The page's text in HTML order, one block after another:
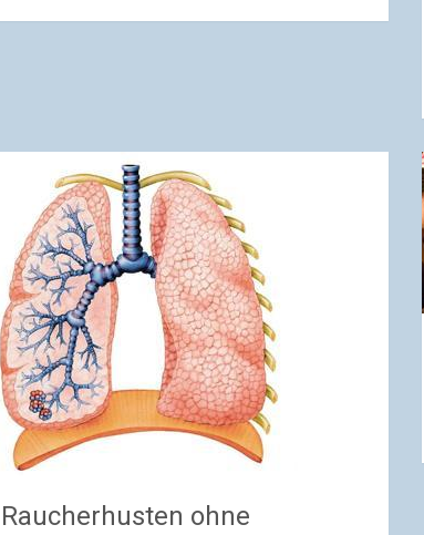
Raucherhusten ohne